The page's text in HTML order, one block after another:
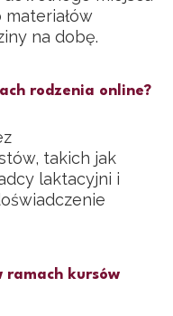
na dobę.
rodzenia online?
takich jak
laktacyjni i
ramach kursów